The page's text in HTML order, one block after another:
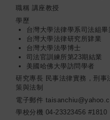
職稱 講座教授
學歷
台灣大學法律學系司法組畢
台灣大學法律研究所肄業
台灣大學法學博士
司法官訓練所第23期結業
美國哈佛大學訪問學者
研究專長 民事法律實務，刑事
策與法制
電子郵件
學校分機 04-23323456 #1810